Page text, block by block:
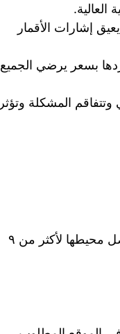
العالية.
إشارات الأقمار
بسعر يرضي الجميع
المشكلة وتؤثر
لدينا فنيين متخصصين بتركيب ستلايت مركزي عادي وبكافة الأحجام التي قد تصل محيطها لأكثر من ٩